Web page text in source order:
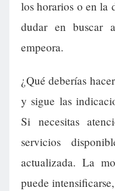
los horarios o en la
dudar en buscar
empeora.
¿Qué deberías
y sigue las
Si necesitas
servicios
actualizada. La
puede